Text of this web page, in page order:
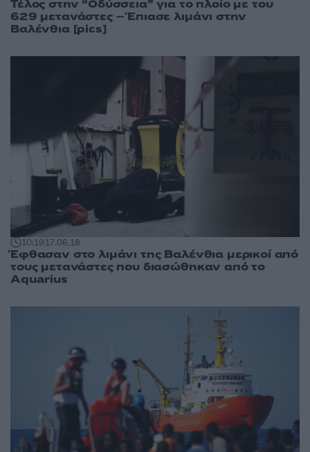
Τέλος στην “Οδύσσεια” για το πλοίο με του
629 μετανάστες – Έπιασε λιμάνι στην
Βαλένθια [pics]
10:1917.06.18
Έφθασαν στο λιμάνι της Βαλένθια μερικοί από
τους μετανάστες που διασώθηκαν από το
Aquarius